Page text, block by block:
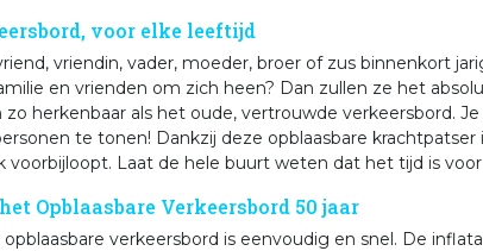
voor elke leeftijd
vriendin, vader, moeder, broer of zus binnenkort
en vrienden om zich heen? Dan zullen ze het
herkenbaar als het oude, vertrouwde verkeersbord.
te tonen! Dankzij deze opblaasbare
voorbijloopt. Laat de hele buurt weten dat het tijd is
Opblaasbare Verkeersbord 50 jaar
verkeersbord is eenvoudig en snel. De